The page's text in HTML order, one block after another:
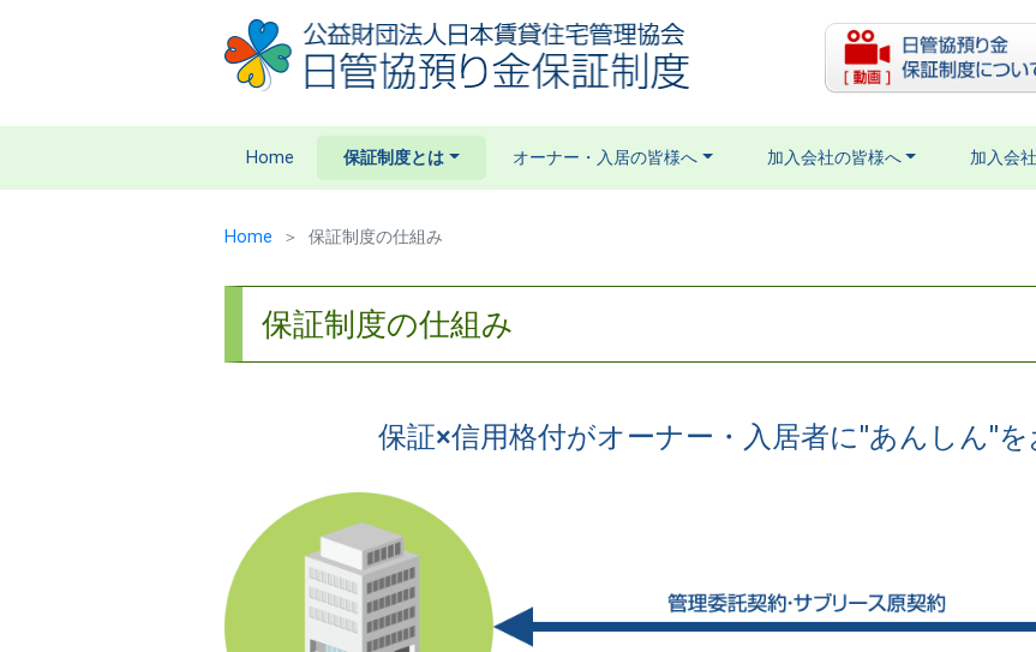
Home 保証制度とは オーナー・入居の皆様へ 加入会社の皆様へ 加入会
Home 保証制度の仕組み
保証制度の仕組み
保証×信用格付がオーナー・入居者に"あんしん"を